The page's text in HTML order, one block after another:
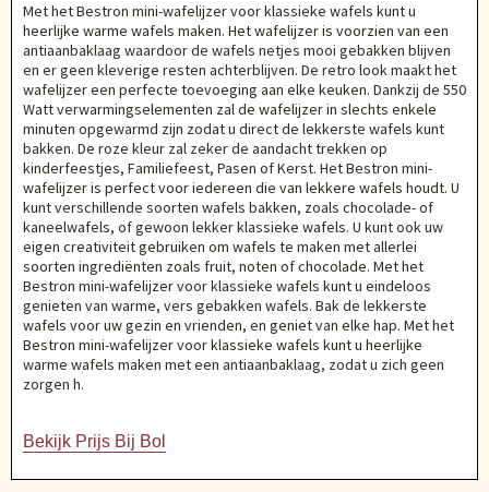
Met het Bestron mini-wafelijzer voor klassieke wafels kunt u
heerlijke warme wafels maken. Het wafelijzer is voorzien van een
antiaanbaklaag waardoor de wafels netjes mooi gebakken blijven
en er geen kleverige resten achterblijven. De retro look maakt het
wafelijzer een perfecte toevoeging aan elke keuken. Dankzij de 550
Watt verwarmingselementen zal de wafelijzer in slechts enkele
minuten opgewarmd zijn zodat u direct de lekkerste wafels kunt
bakken. De roze kleur zal zeker de aandacht trekken op
kinderfeestjes, Familiefeest, Pasen of Kerst. Het Bestron mini-
wafelijzer is perfect voor iedereen die van lekkere wafels houdt. U
kunt verschillende soorten wafels bakken, zoals chocolade- of
kaneelwafels, of gewoon lekker klassieke wafels. U kunt ook uw
eigen creativiteit gebruiken om wafels te maken met allerlei
soorten ingrediënten zoals fruit, noten of chocolade. Met het
Bestron mini-wafelijzer voor klassieke wafels kunt u eindeloos
genieten van warme, vers gebakken wafels. Bak de lekkerste
wafels voor uw gezin en vrienden, en geniet van elke hap. Met het
Bestron mini-wafelijzer voor klassieke wafels kunt u heerlijke
warme wafels maken met een antiaanbaklaag, zodat u zich geen
zorgen h.
Bekijk Prijs Bij Bol